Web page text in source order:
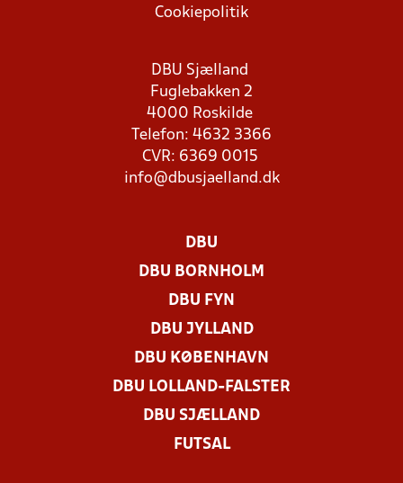
Cookiepolitik
DBU Sjælland
Fuglebakken 2
4000 Roskilde
Telefon: 4632 3366
CVR: 6369 0015
info@dbusjaelland.dk
DBU
DBU BORNHOLM
DBU FYN
DBU JYLLAND
DBU KØBENHAVN
DBU LOLLAND-FALSTER
DBU SJÆLLAND
FUTSAL